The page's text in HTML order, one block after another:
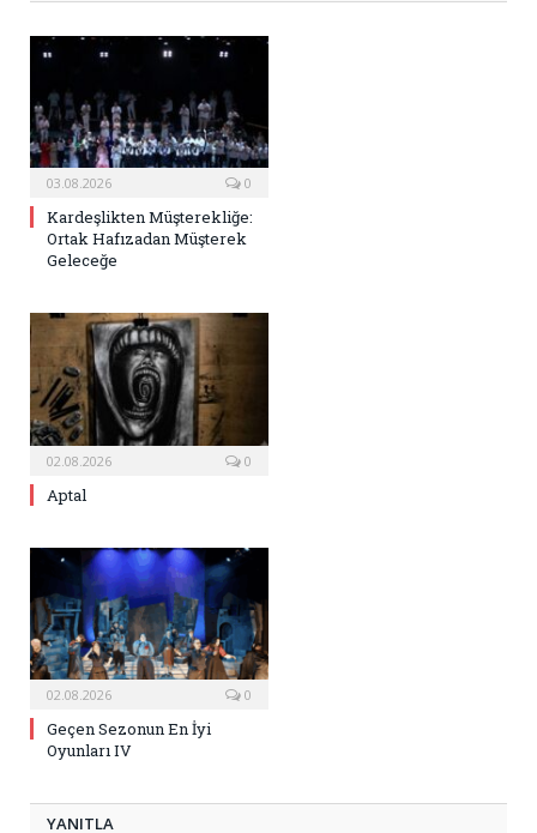
03.08.2026 0
Kardeşlikten Müşterekliğe:
Ortak Hafızadan Müşterek
Geleceğe
02.08.2026 0
Aptal
02.08.2026 0
Geçen Sezonun En İyi
Oyunları IV
YANITLA